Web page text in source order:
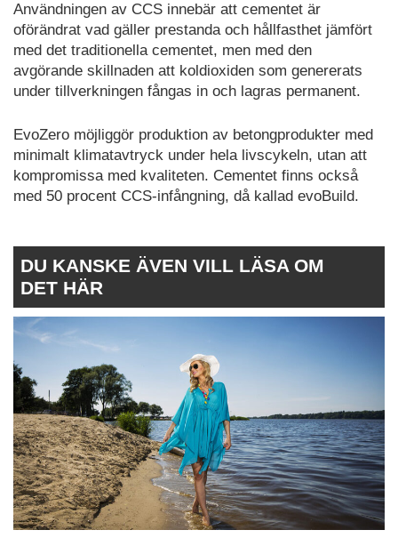
Användningen av CCS innebär att cementet är
oförändrat vad gäller prestanda och hållfasthet jämfört
med det traditionella cementet, men med den
avgörande skillnaden att koldioxiden som genererats
under tillverkningen fångas in och lagras permanent.
EvoZero möjliggör produktion av betongprodukter med
minimalt klimatavtryck under hela livscykeln, utan att
kompromissa med kvaliteten. Cementet finns också
med 50 procent CCS-infångning, då kallad evoBuild.
DU KANSKE ÄVEN VILL LÄSA OM
DET HÄR